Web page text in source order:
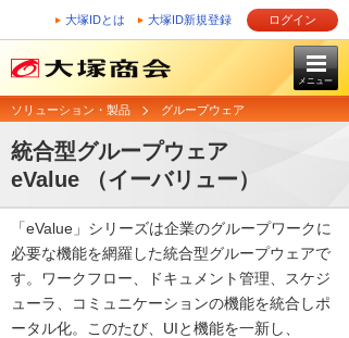
大塚IDとは 大塚ID新規登録 ログイン
メニュー
ソリューション・製品 グループウェア
統合型グループウェア
eValue （イーバリュー）
「eValue」シリーズは企業のグループワークに
必要な機能を網羅した統合型グループウェアで
す。ワークフロー、ドキュメント管理、スケジ
ューラ、コミュニケーションの機能を統合しポ
ータル化。このたび、UIと機能を一新し、